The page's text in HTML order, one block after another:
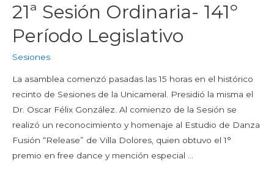
21ª Sesión Ordinaria- 141º
Período Legislativo
Sesiones
La asamblea comenzó pasadas las 15 horas en el histórico
recinto de Sesiones de la Unicameral. Presidió la misma el
Dr. Oscar Félix González. Al comienzo de la Sesión se
realizó un reconocimiento y homenaje al Estudio de Danza
Fusión “Release” de Villa Dolores, quien obtuvo el 1°
premio en free dance y mención especial …